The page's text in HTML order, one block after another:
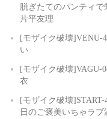
脱ぎたてのパンティ
片平友理
[モザイク破壊
い
[モザイク破壊]VAGU-
衣
[モザイク破壊
日のご褒美いちゃラ